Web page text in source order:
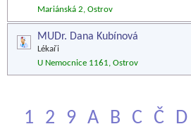
Mariánská 2, Ostrov
MUDr. Dana Kubínová
Lékaři
U Nemocnice 1161, Ostrov
1 2 9 A B C Č D